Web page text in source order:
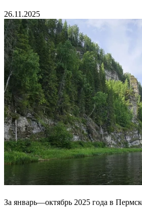
26.11.2025
За январь—октябрь 2025 года в